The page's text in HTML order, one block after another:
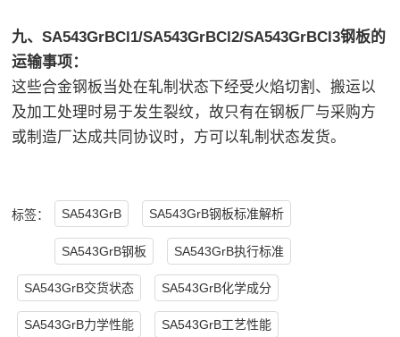
九、SA543GrBCl1/SA543GrBCl2/SA543GrBCl3钢板的
运输事项：
这些合金钢板当处在轧制状态下经受火焰切割、搬运以
及加工处理时易于发生裂纹，故只有在钢板厂与采购方
或制造厂达成共同协议时，方可以轧制状态发货。
标签： SA543GrB SA543GrB钢板标准解析
SA543GrB钢板 SA543GrB执行标准
SA543GrB交货状态 SA543GrB化学成分
SA543GrB力学性能 SA543GrB工艺性能